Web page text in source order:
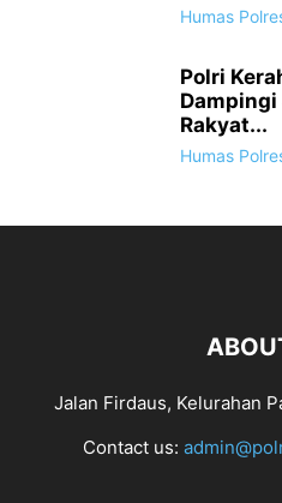
Humas
Polri
Dampingi
Rakyat...
Humas
Jalan Firdaus, Kelurahan
Contact us: